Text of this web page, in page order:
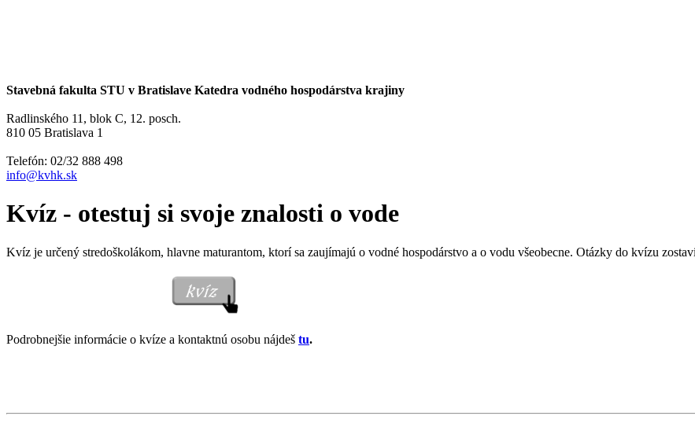
Stavebná fakulta STU v Bratislave Katedra vodného hospodárstva krajiny
Radlinského 11, blok C, 12. posch.
810 05 Bratislava 1
Telefón: 02/32 888 498
info@kvhk.sk
Kvíz - otestuj si svoje znalosti o vode
Kvíz je určený stredoškolákom, hlavne maturantom, ktorí sa zaujímajú o vodné hospodárstvo a o vodu všeobecne. Otázky do kvízu
Podrobnejšie informácie o kvíze a kontaktnú osobu nájdeš tu.